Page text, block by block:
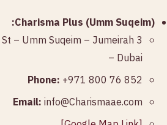
Charisma Plus (Umm Suqeim):
– Umm Suqeim – Jumeirah 3
– Dubai
Phone: +971 800 76 852
Email: info@Charismaae.com